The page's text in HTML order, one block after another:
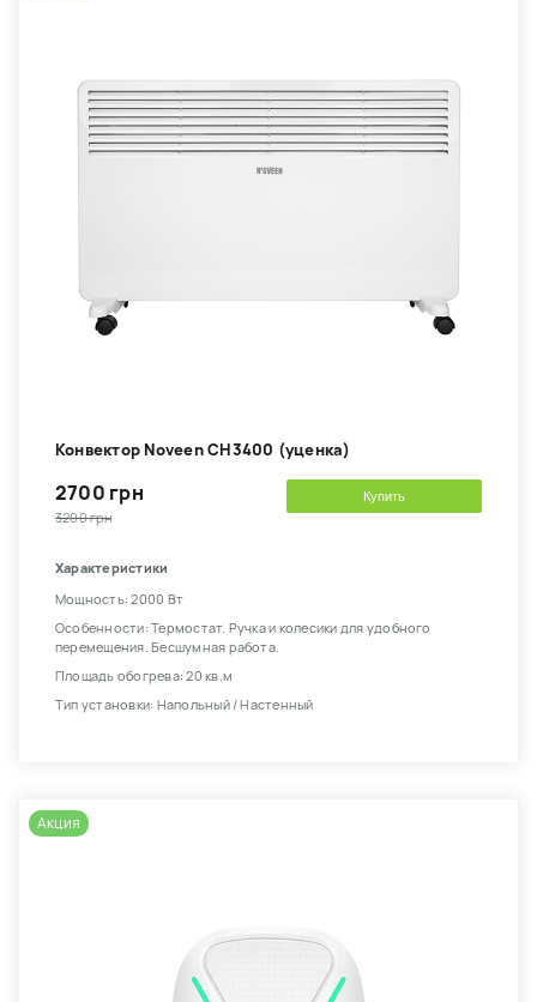
Конвектор Noveen CH3400 (уценка)
2700 грн
3200 грн
Купить
Характеристики
Мощность: 2000 Вт
Особенности: Термостат. Ручка и колесики для удобного
перемещения. Бесшумная работа.
Площадь обогрева: 20 кв.м
Тип установки: Напольный / Настенный
Акция